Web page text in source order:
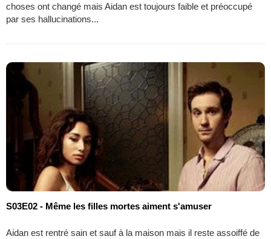
choses ont changé mais Aidan est toujours faible et préoccupé
par ses hallucinations...
S03E02 - Même les filles mortes aiment s'amuser
Aidan est rentré sain et sauf à la maison mais il reste assoiffé de